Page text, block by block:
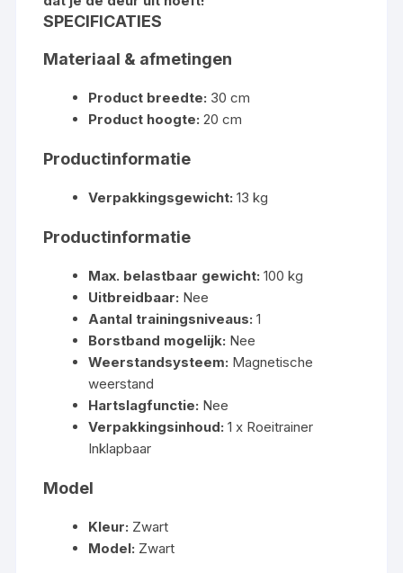
SPECIFICATIES
Materiaal & afmetingen
Product breedte: 30 cm
Product hoogte: 20 cm
Productinformatie
Verpakkingsgewicht: 13 kg
Productinformatie
Max. belastbaar gewicht: 100 kg
Uitbreidbaar: Nee
Aantal trainingsniveaus: 1
Borstband mogelijk: Nee
Weerstandsysteem: Magnetische
weerstand
Hartslagfunctie: Nee
Verpakkingsinhoud: 1 x Roeitrainer
Inklapbaar
Model
Kleur: Zwart
Model: Zwart